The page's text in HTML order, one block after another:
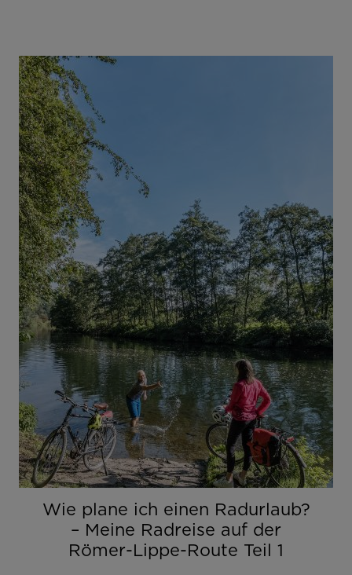
Wie plane ich einen Radurlaub?
– Meine Radreise auf der
Römer-Lippe-Route Teil 1